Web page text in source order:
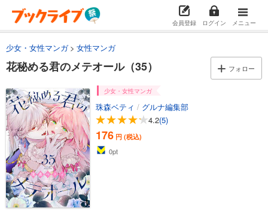
会員登録 ログイン メニュー
少女・女性マンガ 女性マンガ
花秘める君のメテオール（35） フォロー
少女・女性マンガ
珠森ベティ / グルナ編集部
4.2(5)
176 円 (税込)
0pt
試し読み
あらすじを表示する
花秘める君のメテオール（22）
165円 (税込)
カート
あらすじを表示する
花秘める君のメテオール（23）
165円 (税込)
あらすじを表示する